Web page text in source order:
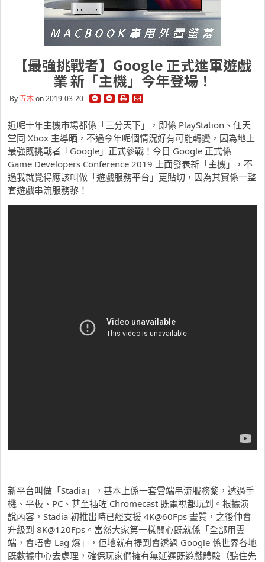
【最強挑戰者】Google 正式進軍遊戲
業 新「主機」今年登場！
By五木on 2019-03-20
近呢十年主機市場都係「三分天下」，即係 PlayStation、任天
堂同 Xbox 主導晒，不過今年呢個情況好有可能轉變，因為地上
最強既挑戰者「Google」正式參戰！今日 Google 正式係
Game Developers Conference 2019 上面發表新「主機」，不
過我就覺得應該叫做「遊戲服務平台」更貼切，因為其實係一整
套遊戲串流服務黎！
新平台叫做「Stadia」，基本上係一套雲端串流服務黎，透過手
機、平板、PC、甚至插咗 Chromecast 既電視都玩到。根據演
說內容，Stadia 初推出時已經支援 4K@60Fps 畫質，之後仲會
升級到 8K@120Fps。當然大家第一樣關心既就係「全部用雲
端，會唔會 Lag 爆」，佢地就有提到會透過 Google 係世界各地
既數據中心去處理，確保玩家們擁有無延遲既遊戲體驗（聽住先